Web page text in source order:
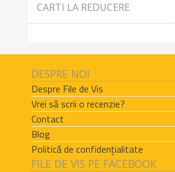
CARTI LA REDUCERE
DESPRE NOI
Despre File de Vis
Vrei să scrii o recenzie?
Contact
Blog
Politică de confidențialitate
FILE DE VIS PE FACEBOOK